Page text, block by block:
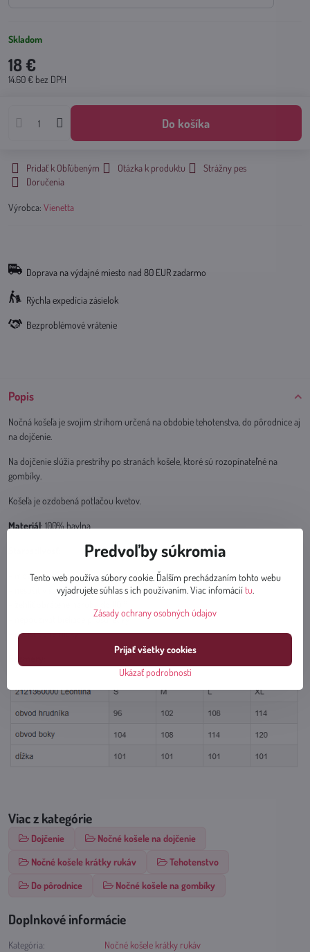
Skladom
18 €
14.60 € bez DPH
Do košíka
Pridať k Obľúbeným Otázka k produktu
Strážny pes
Doručenia
Výrobca: Vienetta
Doprava na výdajné miesto nad 80 EUR zadarmo
Rýchla expedícia zásielok
Bezproblémové vrátenie
Popis
Nočná košeľa je svojim strihom určená na obdobie tehotenstva, do pôrodnice aj
na dojčenie.
Na dojčenie slúžia prestrihy po stranách košele, ktoré sú rozopínateľné na
gombíky.
Košeľa je ozdobená potlačou kvetov.
Materiál: 100% bavlna
- možno prať v práčke pri teplote do 30 °
- nesušiť v sušičke
- nepoužívať bieliace prostriedky
- nečistiť chemicky
Viac z kategórie
Dojčenie
Nočné košele na dojčenie
Nočné košele krátky rukáv
Tehotenstvo
Do pôrodnice
Nočné košele na gombíky
Doplnkové informácie
Kategória: Nočné košele krátky rukáv
Predvoľby súkromia
Tento web používa súbory cookie. Ďalším prechádzaním tohto webu
vyjadrujete súhlas s ich používaním. Viac infomáciítu.
Zásady ochrany osobných údajov
Ukázať podrobnosti
Prijať všetky cookies